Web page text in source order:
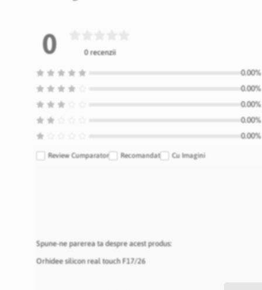
0 0 recenzii
Review Cumparator Recomandat Cu Imagini
Spune-ne parerea ta despre acest produs:
Orhidee silicon real touch F17/26